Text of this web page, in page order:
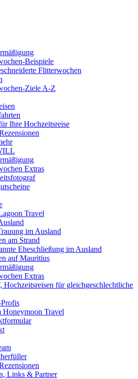
Beispiele
Flitterwochen
Ziele A-Z
Ihre Hochzeitsreise
Extras
Travel
im Ausland
am Strand
Eheschließung im Ausland
auf Mauritius
Extras
Hochzeitsreisen für gleichgeschlechtliche
Honeymoon Travel
Links & Partner